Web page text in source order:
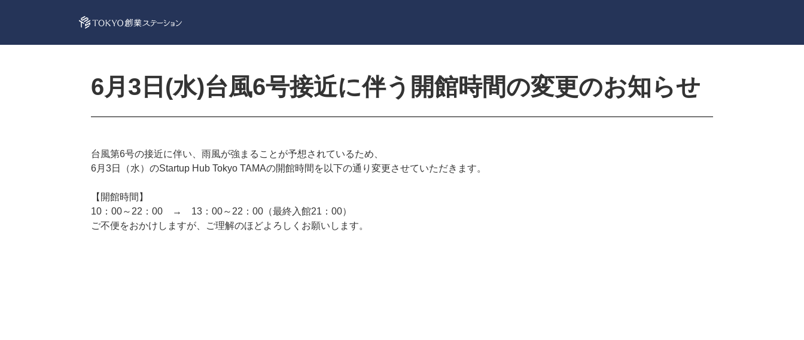
6月3日(水)台風6号接近に伴う開館時間の変更のお知らせ
台風第6号の接近に伴い、雨風が強まることが予想されているため、
6月3日（水）のStartup Hub Tokyo TAMAの開館時間を以下の通り変更させていただきます。
【開館時間】
10：00～22：00 → 13：00～22：00（最終入館21：00）
ご不便をおかけしますが、ご理解のほどよろしくお願いします。